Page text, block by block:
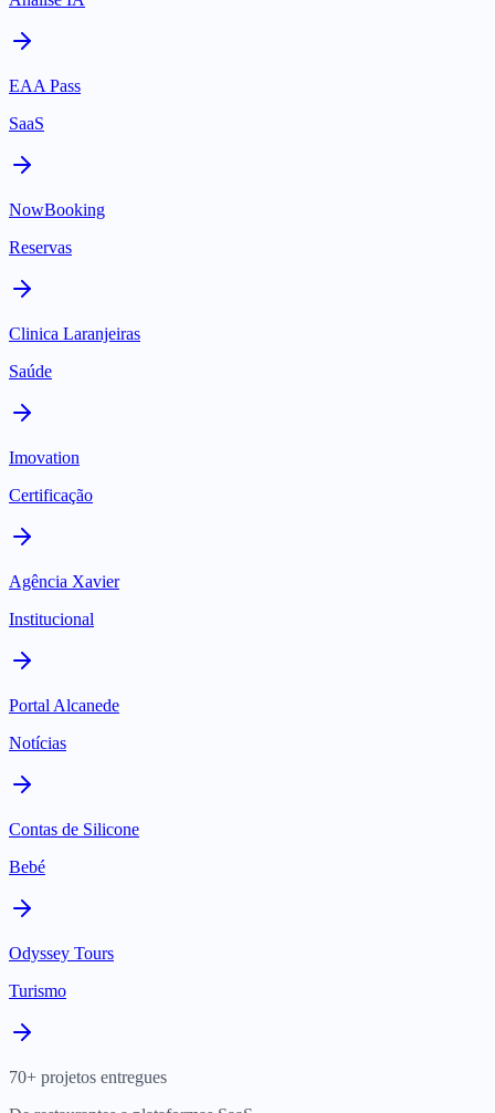
EAA Pass
SaaS
NowBooking
Reservas
Clinica Laranjeiras
Saúde
Imovation
Certificação
Agência Xavier
Institucional
Portal Alcanede
Notícias
Contas de Silicone
Bebé
Odyssey Tours
Turismo
70+ projetos entregues